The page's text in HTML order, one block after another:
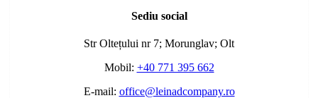
Sediu social
Str Oltețului nr 7; Morunglav; Olt
Mobil: +40 771 395 662
E-mail: office@leinadcompany.ro